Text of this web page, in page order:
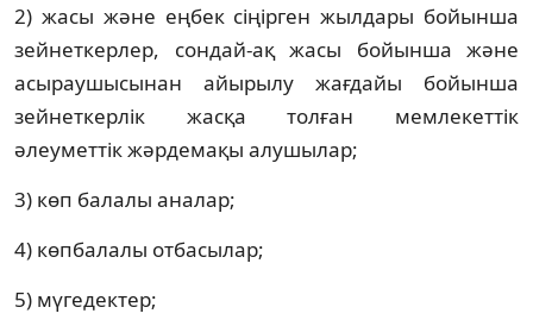
2) жасы және еңбек сіңірген жылдары бойынша
зейнеткерлер, сондай-ақ жасы бойынша және
асыраушысынан айырылу жағдайы бойынша
зейнеткерлік жасқа толған мемлекеттік
әлеуметтік жәрдемақы алушылар;
3) көп балалы аналар;
4) көпбалалы отбасылар;
5) мүгедектер;